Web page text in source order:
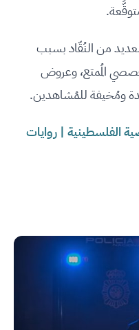
من النُقّاد بسبب
المُمتع، وعروض
ومُخيفة للمُشاهدين.
الفلسطينية | روايات